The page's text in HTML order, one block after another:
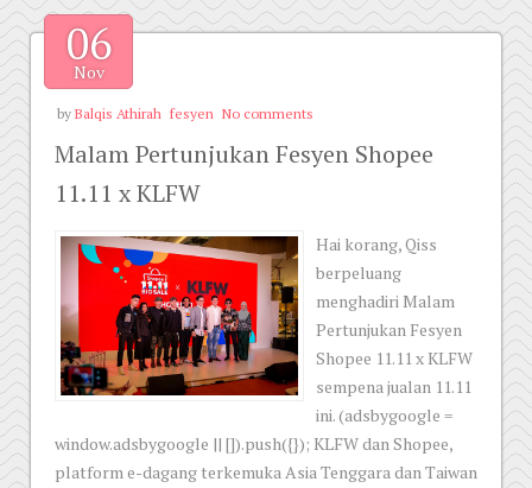
06
Nov
by Balqis Athirah fesyen No comments
Malam Pertunjukan Fesyen Shopee
11.11 x KLFW
Hai korang, Qiss
berpeluang
menghadiri Malam
Pertunjukan Fesyen
Shopee 11.11 x KLFW
sempena jualan 11.11
ini. (adsbygoogle =
window.adsbygoogle || []).push({}); KLFW dan Shopee,
platform e-dagang terkemuka Asia Tenggara dan Taiwan